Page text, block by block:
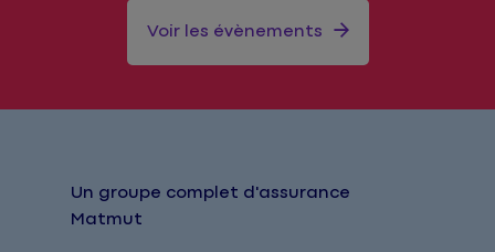
Voir les évènements
Un groupe complet d'assurance
Matmut